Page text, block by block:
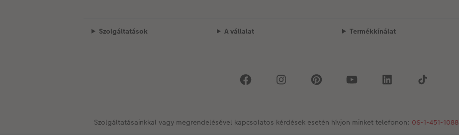
Szolgáltatások A vállalat Termékkínálat
Szolgáltatásainkkal vagy megrendelésével kapcsolatos kérdések esetén hívjon minket telefonon: 06-1-451-1088